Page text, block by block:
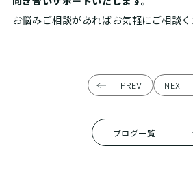
お悩みご相談があればお気軽にご相談く
PREV NEXT
ブログ一覧